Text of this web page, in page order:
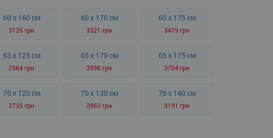
60 x 160 см
3126 грн
60 x 170 см
3321 грн
60 x 175 см
3419 грн
63 x 125 см
2564 грн
65 x 170 см
3598 грн
65 x 175 см
3704 грн
70 x 120 см
2735 грн
70 x 130 см
2963 грн
70 x 140 см
3191 грн